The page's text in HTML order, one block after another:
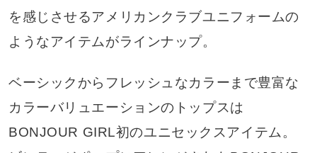
を感じさせるアメリカンクラブユニフォームの
ようなアイテムがラインナップ。
ベーシックからフレッシュなカラーまで豊富な
カラーバリュエーションのトップスは
BONJOUR GIRL初のユニセックスアイテム。